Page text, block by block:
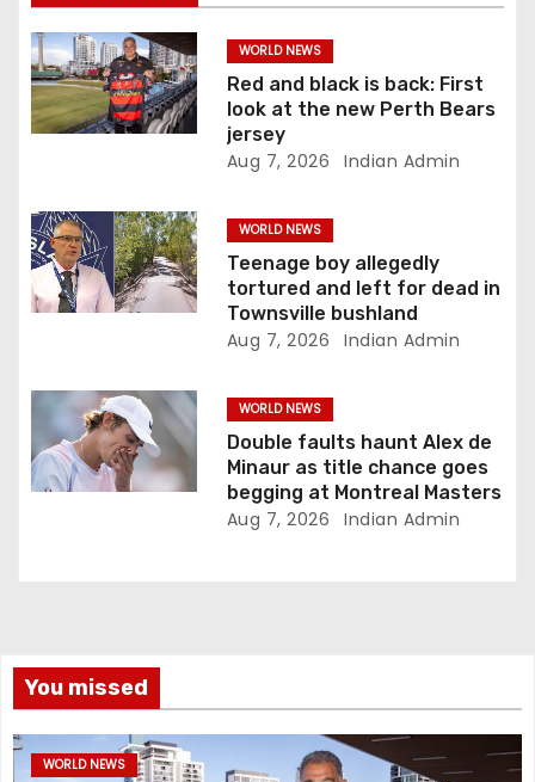
i
o
n
WORLD NEWS
Red and black is back: First
look at the new Perth Bears
jersey
Aug 7, 2026 Indian Admin
WORLD NEWS
Teenage boy allegedly
tortured and left for dead in
Townsville bushland
Aug 7, 2026 Indian Admin
WORLD NEWS
Double faults haunt Alex de
Minaur as title chance goes
begging at Montreal Masters
Aug 7, 2026 Indian Admin
You missed
WORLD NEWS